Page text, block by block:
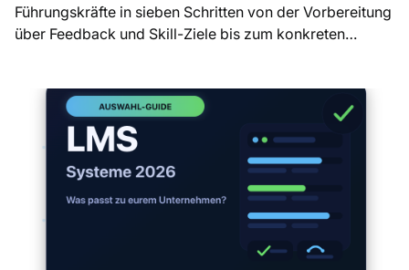
Führungskräfte in sieben Schritten von der Vorbereitung
über Feedback und Skill-Ziele bis zum konkreten